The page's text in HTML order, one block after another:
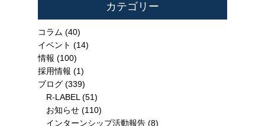
カテゴリー
コラム (40)
イベント (14)
情報 (100)
採用情報 (1)
ブログ (339)
R-LABEL (51)
お知らせ (110)
インターンシップ活動報告 (8)